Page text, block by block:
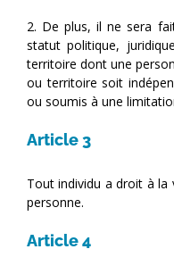
2. De plus, il ne sera
statut politique,
territoire dont une
ou territoire soit
ou soumis à une
Article 3
Tout individu a droit à la
personne.
Article 4